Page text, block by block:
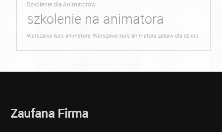
Szkolenie dla Animatorów
szkolenie na animatora
Warszawa kurs animatora Warszawa kurs animatora zabaw dla dzieci
Zaufana Firma